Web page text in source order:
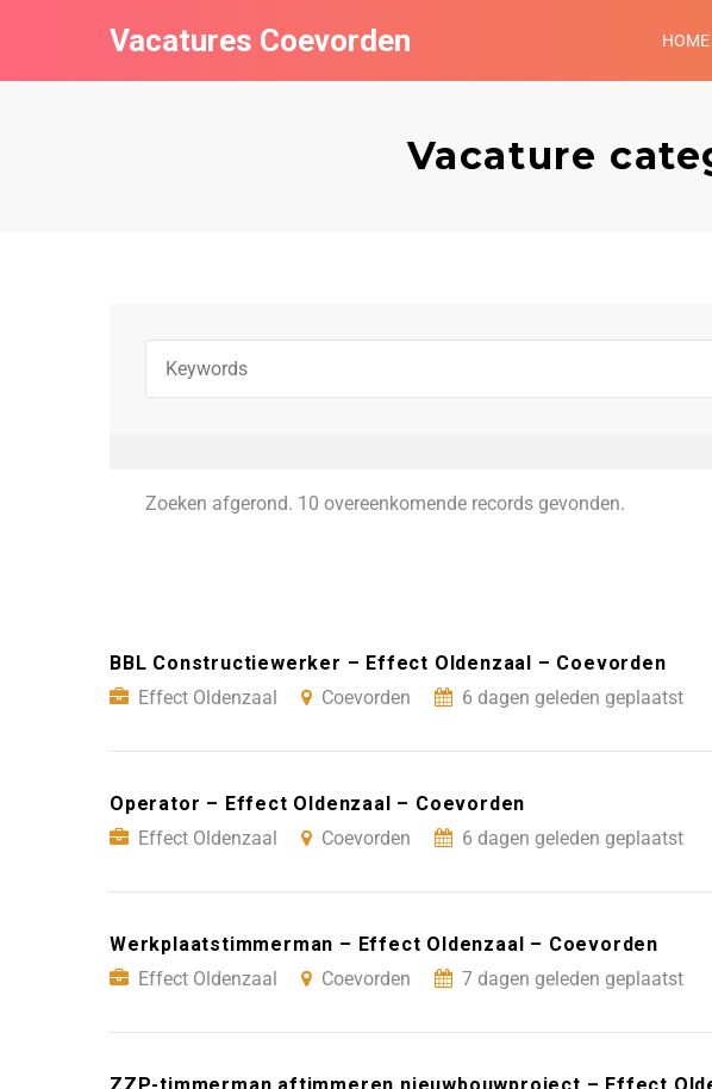
Vacatures Coevorden HOME
Vacature
Zoeken afgerond. 10 overeenkomende records gevonden.
BBL Constructiewerker – Effect Oldenzaal – Coevorden
Effect Oldenzaal
Coevorden 6 dagen geleden geplaatst
Operator – Effect Oldenzaal – Coevorden
Effect Oldenzaal
Coevorden 6 dagen geleden geplaatst
Werkplaatstimmerman – Effect Oldenzaal – Coevorden
Effect Oldenzaal
Coevorden 7 dagen geleden geplaatst